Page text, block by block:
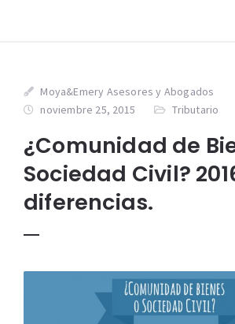
Moya&Emery Asesores y Abogados
noviembre 25, 2015
Tributario
¿Comunidad de
Sociedad Civil?
diferencias.